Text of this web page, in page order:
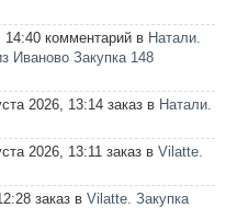
14:40 комментарий в Натали.
Иваново Закупка 148
2026, 13:14 заказ в Натали.
2026, 13:11 заказ в Vilatte.
заказ в Vilatte. Закупка